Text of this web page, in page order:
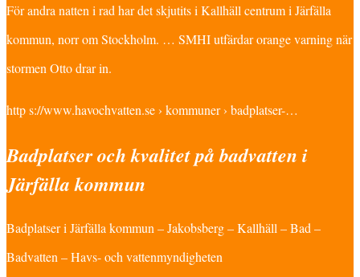
För andra natten i rad har det skjutits i Kallhäll centrum i Järfälla
kommun, norr om Stockholm. … SMHI utfärdar orange varning när
stormen Otto drar in.
http s://www.havochvatten.se › kommuner › badplatser-…
Badplatser och kvalitet på badvatten i
Järfälla kommun
Badplatser i Järfälla kommun – Jakobsberg – Kallhäll – Bad –
Badvatten – Havs- och vattenmyndigheten